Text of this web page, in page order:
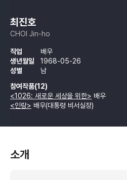
최진호
CHOI Jin-ho
직업
배우
생년월일
1968-05-26
성별
남
참여작품(12)
<1026: 새로운 세상을 위한> 배우
<인랑> 배우(대통령 비서실장)
소개